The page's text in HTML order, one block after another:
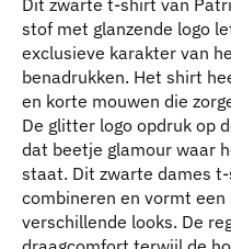
Dit zwarte t-shirt van
stof met glanzende logo
exclusieve karakter van
benadrukken. Het shirt
en korte mouwen die
De glitter logo opdruk op
dat beetje glamour waar
staat. Dit zwarte dames
combineren en vormt
verschillende looks. De